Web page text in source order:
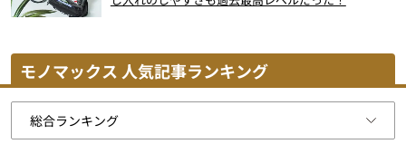
モノマックス 人気記事ランキング